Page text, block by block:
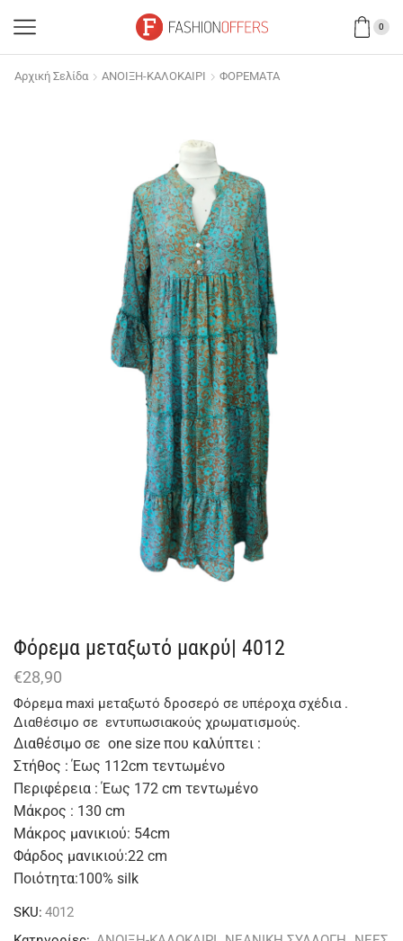
0
Αρχική Σελίδα ΑΝΟΙΞΗ-ΚΑΛΟΚΑΙΡΙ ΦΟΡΕΜΑΤΑ
Φόρεμα μεταξωτό μακρύ| 4012
€28,90
Φόρεμα maxi μεταξωτό δροσερό σε υπέροχα σχέδια .
Διαθέσιμο σε εντυπωσιακούς χρωματισμούς.
Διαθέσιμο σε one size που καλύπτει :
Στήθος : Έως 112cm τεντωμένο
Περιφέρεια : Έως 172 cm τεντωμένο
Μάκρος : 130 cm
Μάκρος μανικιού: 54cm
Φάρδος μανικιού:22 cm
Ποιότητα:100% silk
SKU: 4012